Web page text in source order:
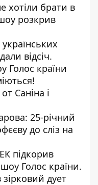
хотіли брати в
розкрив
відсіч.
Голос країни
Саніна і
25-річний
до сліз на
підкорив
Голос країни.
дует